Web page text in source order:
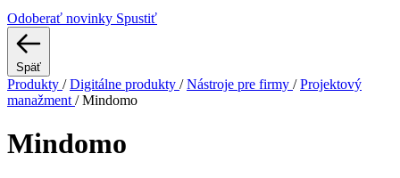
Odoberať novinky Spustiť
Späť
Produkty / Digitálne produkty / Nástroje pre firmy / Projektový
manažment / Mindomo
Mindomo